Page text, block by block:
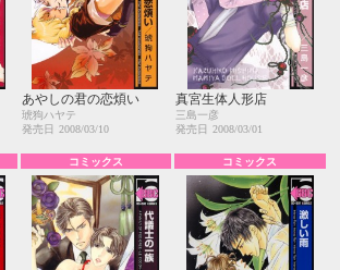
あやしの君の恋煩い
琥狗ハヤテ
発売日 2008/03/10
真宮生体人形店
三島一彦
発売日 2008/03/01
コミックス コミックス